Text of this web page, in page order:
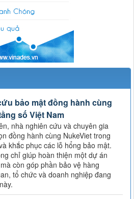
bảo mật đồng hành cùng
số Việt Nam
nhà nghiên cứu và chuyên gia
đồng hành cùng NukeViet trong
khắc phục các lỗ hổng bảo mật.
chỉ giúp hoàn thiện một dự án
còn góp phần bảo vệ hàng
tổ chức và doanh nghiệp đang